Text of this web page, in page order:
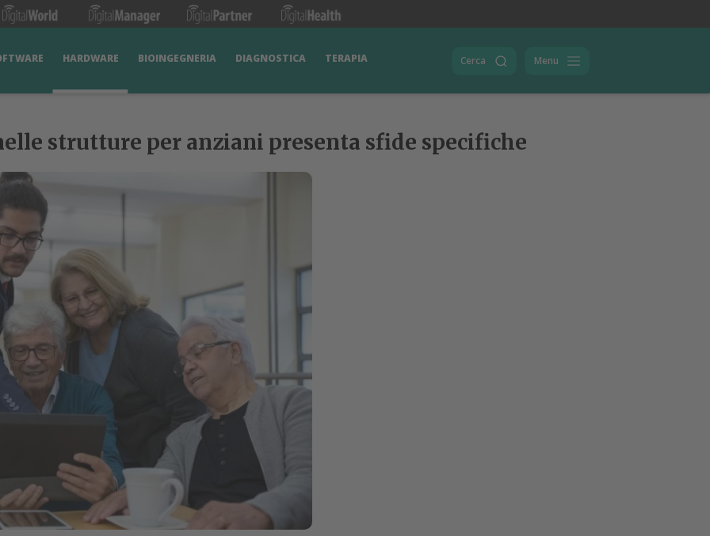
HARDWARE BIOINGEGNERIA DIAGNOSTICA TERAPIA Cerca Menu
strutture per anziani presenta sfide specifiche